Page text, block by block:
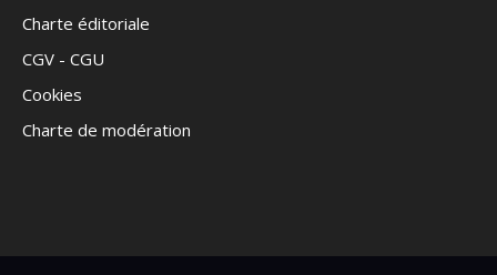
Charte éditoriale
CGV - CGU
Cookies
Charte de modération